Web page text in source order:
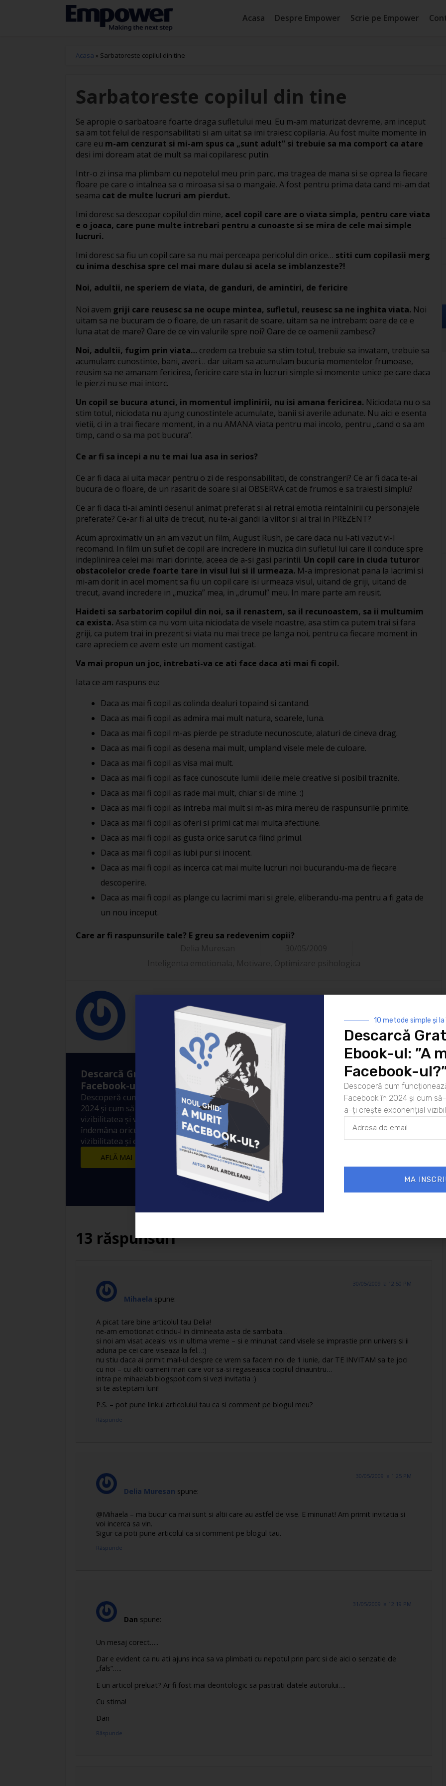
Acasa Despre Empower Scrie pe Empower
Acasa » Sarbatoreste copilul din tine
Sarbatoreste copilul din tine
Se apropie o sarbatoare foarte draga sufletului meu. Eu m-am maturizat devreme, am inceput
sa am tot felul de responsabilitati si am uitat sa imi traiesc copilaria. Au fost multe momente in
care eu m-am cenzurat si mi-am spus ca „sunt adult” si trebuie sa ma comport ca atare
desi imi doream atat de mult sa mai copilaresc putin.
Intr-o zi insa ma plimbam cu nepotelul meu prin parc, ma tragea de mana si se oprea la fiecare
floare pe care o intalnea sa o miroasa si sa o mangaie. A fost pentru prima data cand mi-am dat
seama cat de multe lucruri am pierdut.
Imi doresc sa descopar copilul din mine, acel copil care are o viata simpla, pentru care viata
e o joaca, care pune multe intrebari pentru a cunoaste si se mira de cele mai simple
lucruri.
Imi doresc sa fiu un copil care sa nu mai perceapa pericolul din orice… stiti cum copilasii merg
cu inima deschisa spre cel mai mare dulau si acela se imblanzeste?!
Noi, adultii, ne speriem de viata, de ganduri, de amintiri, de fericire
Noi avem griji care reusesc sa ne ocupe mintea, sufletul, reusesc sa ne inghita viata. Noi
uitam sa ne bucuram de o floare, de un rasarit de soare, uitam sa ne intrebam: oare de ce e
luna atat de mare? Oare de ce vin valurile spre noi? Oare de ce oamenii zambesc?
Noi, adultii, fugim prin viata… credem ca trebuie sa stim totul, trebuie sa invatam, trebuie sa
acumulam: cunostinte, bani, averi… dar uitam sa acumulam bucuria momentelor frumoase,
reusim sa ne amanam fericirea, fericire care sta in lucruri simple si momente unice pe care daca
le pierzi nu se mai intorc.
Un copil se bucura atunci, in momentul implinirii, nu isi amana fericirea. Niciodata nu o sa
stim totul, niciodata nu ajung cunostintele acumulate, banii si averile adunate. Nu aici e esenta
vietii, ci in a trai fiecare moment, in a nu AMANA viata pentru mai incolo, pentru „cand o sa am
timp, cand o sa ma pot bucura”.
Ce ar fi sa incepi a nu te mai lua asa in serios?
Ce ar fi daca ai uita macar pentru o zi de responsabilitati, de constrangeri? Ce ar fi daca te-ai
bucura de o floare, de un rasarit de soare si ai OBSERVA cat de frumos e sa traiesti simplu?
Ce ar fi daca ti-ai aminti desenul animat preferat si ai retrai emotia reintalnirii cu personajele
preferate? Ce-ar fi ai uita de trecut, nu te-ai gandi la viitor si ai trai in PREZENT?
Acum aproximativ un an am vazut un film, August Rush, pe care daca nu l-ati vazut vi-l
recomand. In film un suflet de copil are incredere in muzica din sufletul lui care il conduce spre
indeplinirea celei mai mari dorinte, aceea de a-si gasi parintii. Un copil care in ciuda tuturor
obstacolelor crede foarte tare in visul lui si il urmeaza. M-a impresionat pana la lacrimi si
mi-am dorit in acel moment sa fiu un copil care isi urmeaza visul, uitand de griji, uitand de
trecut, avand incredere in „muzica” mea, in „drumul” meu. In mare parte am reusit.
Haideti sa sarbatorim copilul din noi, sa il renastem, sa il recunoastem, sa ii multumim
ca exista. Asa stim ca nu vom uita niciodata de visele noastre, asa stim ca putem trai si fara
griji, ca putem trai in prezent si viata nu mai trece pe langa noi, pentru ca fiecare moment in
care apreciem ce avem este un moment castigat.
Va mai propun un joc, intrebati-va ce ati face daca ati mai fi copil.
Iata ce am raspuns eu:
Daca as mai fi copil as colinda dealuri topaind si cantand.
Daca as mai fi copil as admira mai mult natura, soarele, luna.
Daca as mai fi copil m-as pierde pe stradute necunoscute, alaturi de cineva drag.
Daca as mai fi copil as desena mai mult, umpland visele mele de culoare.
Daca as mai fi copil as visa mai mult.
Daca as mai fi copil as face cunoscute lumii ideile mele creative si posibil traznite.
Daca as mai fi copil as rade mai mult, chiar si de mine. :)
Daca as mai fi copil as intreba mai mult si m-as mira mereu de raspunsurile primite.
Daca as mai fi copil as oferi si primi cat mai multa afectiune.
Daca as mai fi copil as gusta orice sarut ca fiind primul.
Daca as mai fi copil as iubi pur si inocent.
Daca as mai fi copil as incerca cat mai multe lucruri noi bucurandu-ma de fiecare
descoperire.
Daca as mai fi copil as plange cu lacrimi mari si grele, eliberandu-ma pentru a fi gata de
un nou inceput.
Care ar fi raspunsurile tale? E greu sa redevenim copii?
Delia Muresan
Descarcă Gratuit Ebook-ul: ”A murit
Facebook-ul?”
Descoperă cum funcționează Algoritmul Facebook în
2024 și cum să-l folosești pentru a-ți crește exponențial
vizibilitatea și vânzările! 10 metode simple și la
îndemâna oricui prin care să crești exponențial
vizibilitatea și engagement-ul postărilor tale.
AFLĂ MAI MULTE
13 răspunsuri
Mihaela spune:
30/05/2009 la 12:50 PM
A picat tare bine articolul tau Delia!
ne-am emotionat citindu-l in dimineata asta de sambata…
si noi am visat acealsi vis in ultima vreme – si e minunat cand visele se imprastie prin univers si ii
aduna pe cei care viseaza la fel…:)
nu stiu daca ai primit mail-ul despre ce vrem sa facem noi de 1 iunie, dar TE INVITAM sa te joci
cu noi – cu alti oameni mari care vor sa-si regaseasca copilul dinauntru…
intra pe mihaelab.blogspot.com si vezi invitatia :)
si te asteptam luni!
P.S. – pot pune linkul articolului tau ca si comment pe blogul meu?
Răspunde
Delia Muresan spune:
30/05/2009 la 1:25 PM
@Mihaela – ma bucur ca mai sunt si altii care au astfel de vise. E minunat! Am primit invitatia si
voi incerca sa vin.
Sigur ca poti pune articolul ca si comment pe blogul tau.
Răspunde
Dan spune:
31/05/2009 la 12:19 PM
Un mesaj corect…..
Dar e evident ca nu ati ajuns inca sa va plimbati cu nepotul prin parc si de aici o senzatie de
„fals”…..
E un articol preluat? Ar fi fost mai deontologic sa pastrati datele autorului….
Cu stima!
Dan
Răspunde
10 metode simple și
Descarcă
Ebook-ul: ”A
Facebook-
Descoperă cum
Facebook în 2024 și cum
a-ți crește exponențial
MA